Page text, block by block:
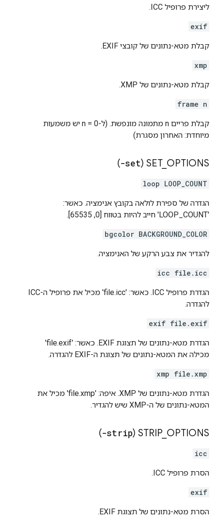
ליצירת פרופיל ICC.
exif
קבלת מטא-נתונים של קובצי EXIF.
xmp
קבלת מטא-נתונים של XMP.
frame n
קבלת פריים n מתמונה מונפשת. (ל-n = 0 יש משמעות
מיוחדת: האחרון מסגרת)
SET_ OPTIONS (
-set
)
loop LOOP_COUNT
הגדרה של ספירת לולאה בקובץ אנימציה. כאשר:
'LOOP_COUNT' חייב להיות בטווח [0, 65535].
bgcolor BACKGROUND_COLOR
להגדיר את צבע הרקע של האנימציה.
icc file.icc
הגדרת פרופיל ICC. כאשר: 'file.icc' מכיל את פרופיל ה-ICC
להגדרה.
exif file.exif
הגדרת מטא-נתונים של תצוגת EXIF. כאשר: 'file.exif'
מכילה את המטא-נתונים של תצוגת ה-EXIF להגדרה.
xmp file.xmp
הגדרת מטא-נתונים של XMP. איפה: 'file.xmp' מכיל את
המטא-נתונים של ה-XMP שיש להגדיר.
STRIP_ OPTIONS (
-strip
)
icc
הסרת פרופיל ICC.
exif
הסרת מטא-נתונים של תצוגת EXIF.